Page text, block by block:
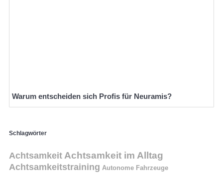
Warum entscheiden sich Profis für Neuramis?
Schlagwörter
Achtsamkeit Achtsamkeit im Alltag
Achtsamkeitstraining Autonome Fahrzeuge